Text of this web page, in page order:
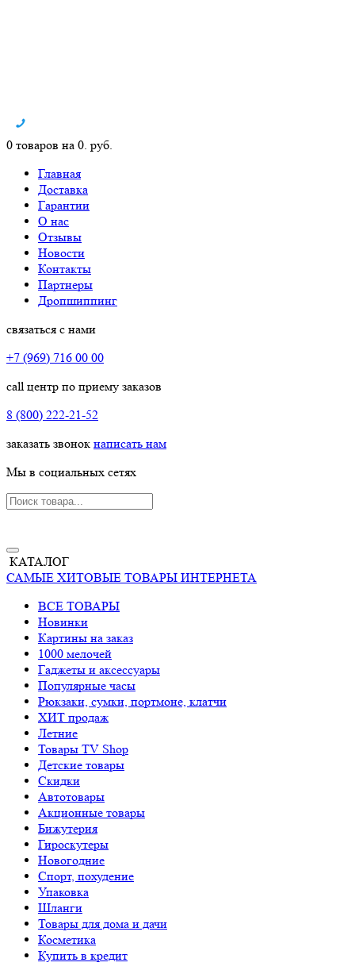
0 товаров на 0. руб.
Главная
Доставка
Гарантии
О нас
Отзывы
Новости
Контакты
Партнеры
Дропшиппинг
связаться с нами
+7 (969) 716 00 00
call центр по приему заказов
8 (800) 222-21-52
заказать звонок написать нам
Мы в социальных сетях
КАТАЛОГ
САМЫЕ ХИТОВЫЕ ТОВАРЫ ИНТЕРНЕТА
ВСЕ ТОВАРЫ
Новинки
Картины на заказ
1000 мелочей
Гаджеты и аксессуары
Популярные часы
Рюкзаки, сумки, портмоне, клатчи
ХИТ продаж
Летние
Товары TV Shop
Детские товары
Cкидки
Автотовары
Акционные товары
Бижутерия
Гироскутеры
Новогодние
Спорт, похудение
Упаковка
Шланги
Товары для дома и дачи
Косметика
Купить в кредит